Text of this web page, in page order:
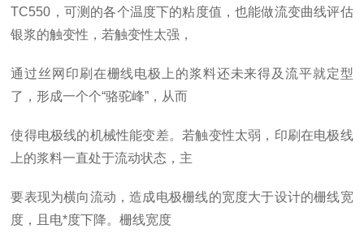
TC550，可测的各个温度下的粘度值，也能做流变曲线评估
银浆的触变性，若触变性太强，
通过丝网印刷在栅线电极上的浆料还未来得及流平就定型
了，形成一个个“骆驼峰”，从而
使得电极线的机械性能变差。若触变性太弱，印刷在电极线
上的浆料一直处于流动状态，主
要表现为横向流动，造成电极栅线的宽度大于设计的栅线宽
度，且电*度下降。栅线宽度